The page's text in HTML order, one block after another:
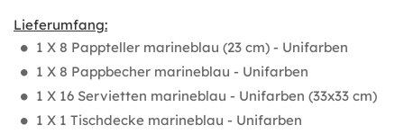
Lieferumfang:
1 X 8 Pappteller marineblau (23 cm) - Unifarben
1 X 8 Pappbecher marineblau - Unifarben
1 X 16 Servietten marineblau - Unifarben (33x33 cm)
1 X 1 Tischdecke marineblau - Unifarben